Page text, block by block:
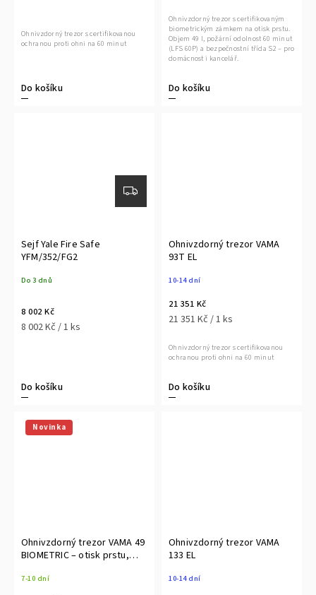
Do košíku
Ohnivzdorný trezor s certifikovanou
ochranou proti ohni na 60 minut
Do košíku
Ohnivzdorný trezor s certifikovaným
biometrickým zámkem na otisk prstu.
Objem 49 l, požární odolnost 60 minut
(LFS 60P) a bezpečnostní třída S2 – pro
domácnost i kancelář.
Sejf Yale Fire Safe
YFM/352/FG2
Do 3 dnů
8 002 Kč
8 002 Kč / 1 ks
Do košíku
Ohnivzdorný trezor VAMA
93T EL
10-14 dní
21 351 Kč
21 351 Kč / 1 ks
Do košíku
Ohnivzdorný trezor s certifikovanou
ochranou proti ohni na 60 minut
Novinka
Ohnivzdorný trezor VAMA 49
BIOMETRIC – otisk prstu,
7-10 dní
Ohnivzdorný trezor VAMA
133 EL
10-14 dní